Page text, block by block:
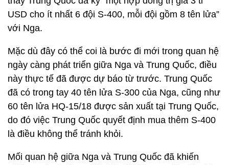
USD cho ít nhất 6 đội S-400, mỗi đội gồm 8 tên lửa”
với Nga.
Mặc dù đây có thể coi là bước đi mới trong quan hệ
ngày càng phát triển giữa Nga và Trung Quốc, điều
này thực tế đã được dự báo từ trước. Trung Quốc
đã có trong tay 40 tên lửa S-300 của Nga, cũng như
60 tên lửa HQ-15/18 được sản xuất tại Trung Quốc,
do đó việc Trung Quốc quyết định mua thêm S-400
là điều không thể tránh khỏi.
Mối quan hệ giữa Nga và Trung Quốc đã khiến